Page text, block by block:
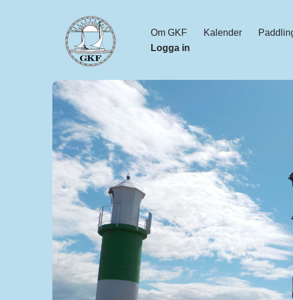
Om GKF Kalender
Logga in